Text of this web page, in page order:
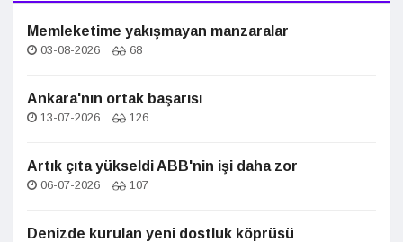
Memleketime yakışmayan manzaralar
03-08-2026 68
Ankara'nın ortak başarısı
13-07-2026 126
Artık çıta yükseldi ABB'nin işi daha zor
06-07-2026 107
Denizde kurulan yeni dostluk köprüsü